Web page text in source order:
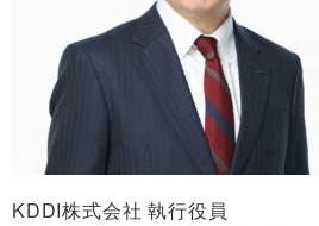
KDDI株式会社 執行役員